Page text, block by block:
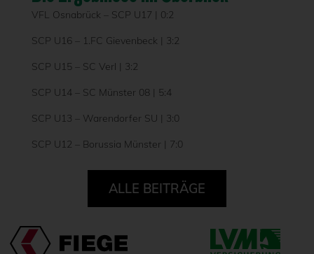
VFL Osnabrück – SCP U17 | 0:2
SCP U16 – 1.FC Gievenbeck | 3:2
SCP U15 – SC Verl | 3:2
SCP U14 – SC Münster 08 | 5:4
SCP U13 – Warendorfer SU | 3:0
SCP U12 – Borussia Münster | 7:0
ALLE BEITRÄGE